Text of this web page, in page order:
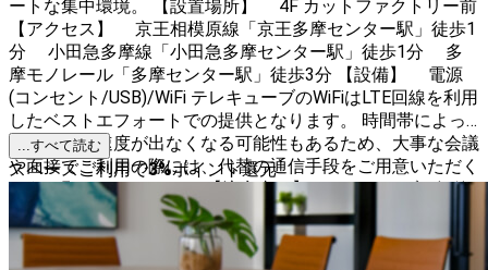
ートな集中環境。 【設置場所】 4F カットファクトリー前
【アクセス】 京王相模原線「京王多摩センター駅」徒歩1
分 小田急多摩線「小田急多摩センター駅」徒歩1分 多
摩モノレール「多摩センター駅」徒歩3分 【設備】 電源
(コンセント/USB)/WiFi テレキューブのWiFiはLTE回線を利用
したベストエフォートでの提供となります。 時間帯によっ
ては十分な速度が出なくなる可能性もあるため、大事な会議
や面接でご利用の際には、代替の通信手段をご用意いただく
ようお願いいたします。 【注意事項】 テレキューブの解錠
は、スマートロックでの自動解錠です。 ご入室には、イン
スタベースにログインできるスマートフォンが必要となりま
す。
...すべて読む
スペースご利用で3%ポイント還元